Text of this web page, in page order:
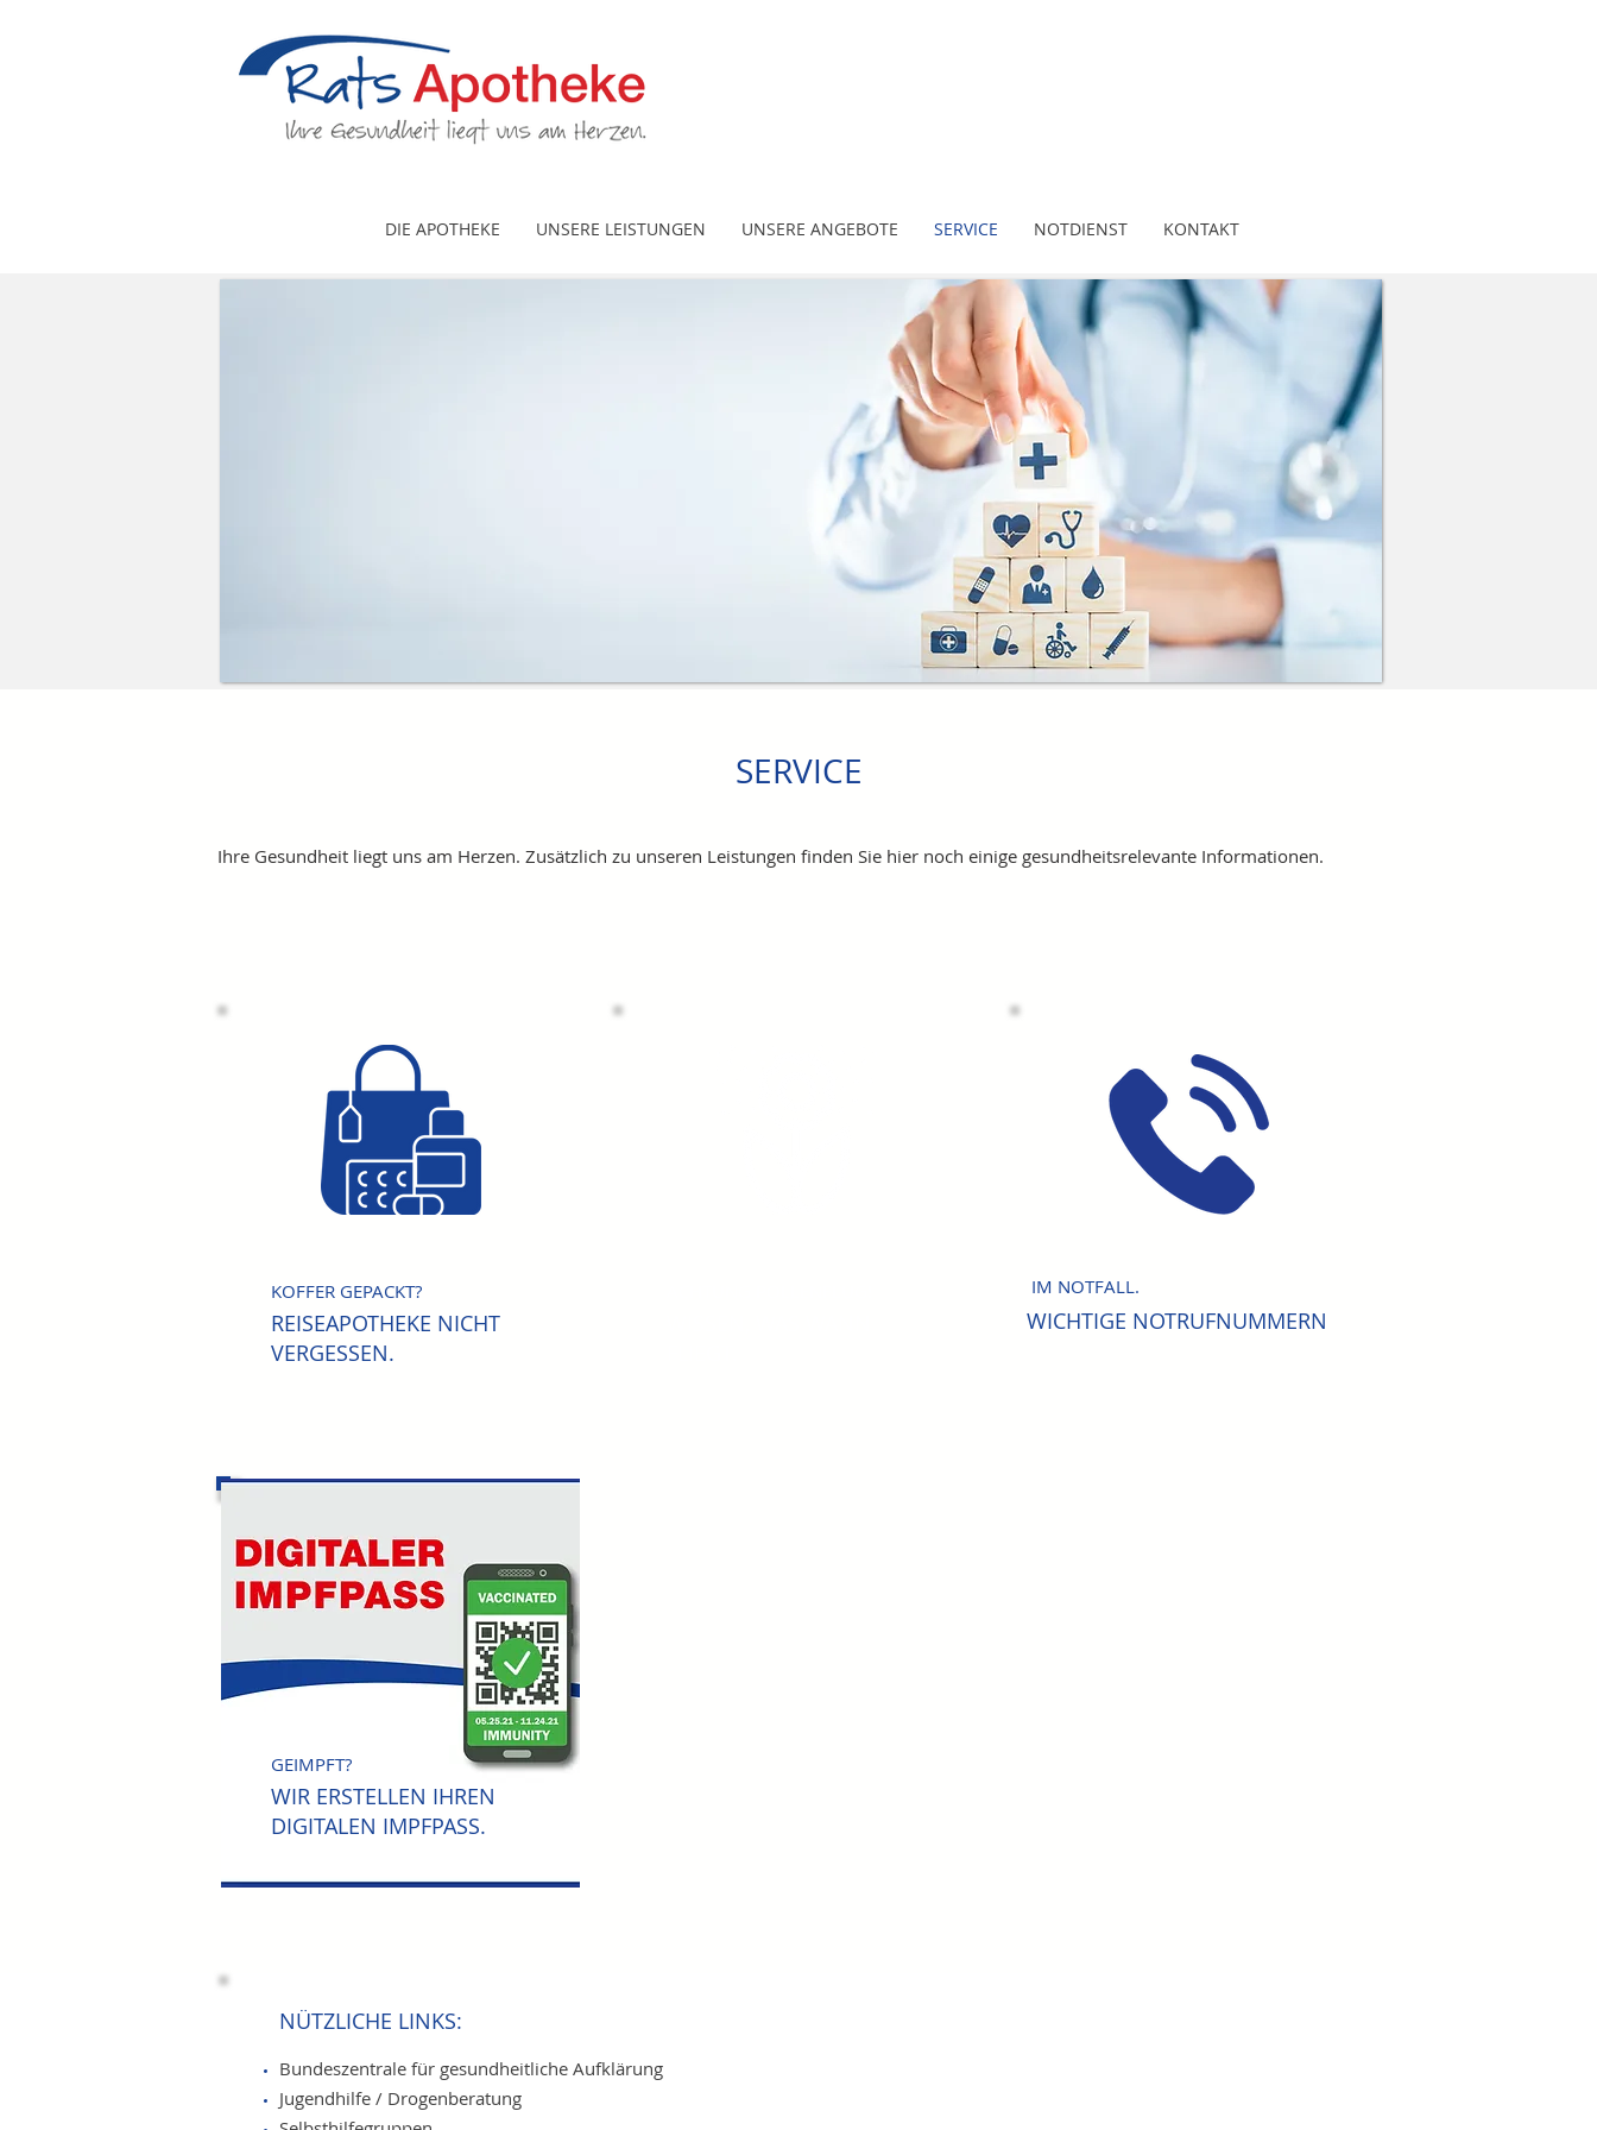
DIE APOTHEKE UNSERE LEISTUNGEN UNSERE ANGEBOTE SERVICE NOTDIENST KONTAKT
SERVICE
Ihre Gesundheit liegt uns am Herzen. Zusätzlich zu unseren Leistungen finden Sie hier noch einige gesundheitsrelevante Informationen.
KOFFER GEPACKT?
REISEAPOTHEKE NICHT
VERGESSEN.
IM NOTFALL.
WICHTIGE NOTRUFNUMMERN
GEIMPFT?
WIR ERSTELLEN IHREN
DIGITALEN IMPFPASS.
NÜTZLICHE LINKS:
Bundeszentrale für gesundheitliche Aufklärung
Jugendhilfe / Drogenberatung